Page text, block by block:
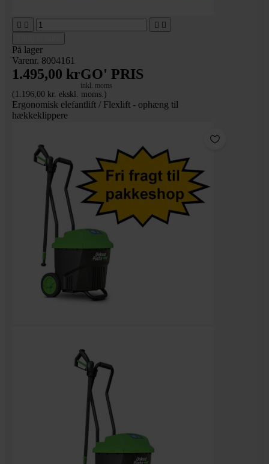
   
På lager
Varenr. 8004161
1.495,00 krGO' PRIS
inkl. moms
(1.196,00 kr. ekskl. moms.)
Ergonomisk elefantlift / Flexlift - ophæng til
hækkeklippere